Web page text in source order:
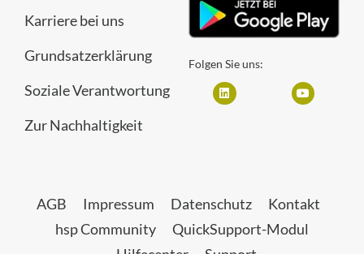
Karriere bei uns
Grundsatzerklärung
Soziale Verantwortung
Zur Nachhaltigkeit
Folgen Sie uns:
AGB Impressum Datenschutz
Kontakt
hsp Community
QuickSupport-Modul